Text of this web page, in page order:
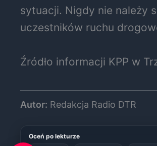
sytuacji. Nigdy nie należy
uczestników ruchu
Źródło informacji KPP w
Autor: Redakcja Radio DTR
Oceń po lekturze